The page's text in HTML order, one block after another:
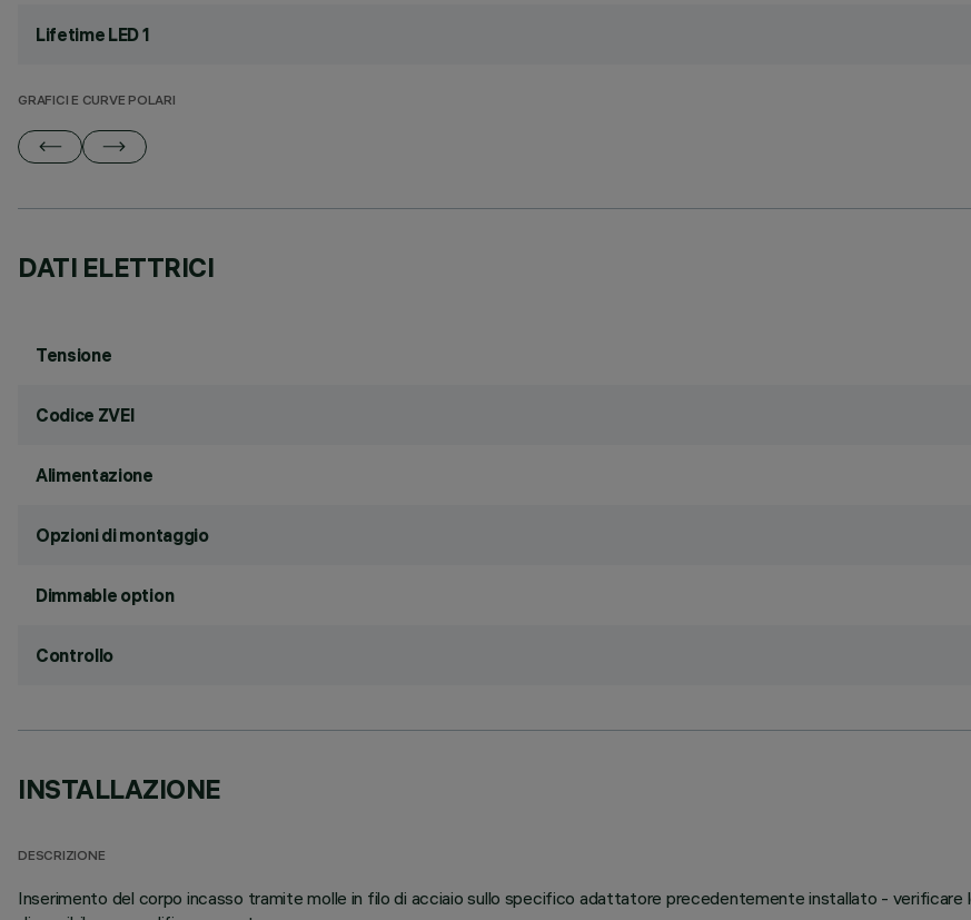
Lifetime LED 1
GRAFICI E CURVE POLARI
DATI ELETTRICI
Tensione
Codice ZVEI
Alimentazione
Opzioni di montaggio
Dimmable option
Controllo
INSTALLAZIONE
DESCRIZIONE
Inserimento del corpo incasso tramite molle in filo di acciaio sullo specifico adattatore precedentemente installato -